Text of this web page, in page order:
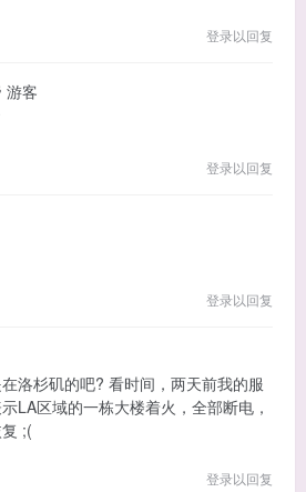
登录以回复
游客
登录以回复
登录以回复
洛杉矶的吧? 看时间，两天前我的服
LA区域的一栋大楼着火，全部断电，
;(
登录以回复